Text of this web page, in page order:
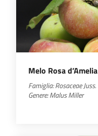
Melo Rosa d’Amelia
Famiglia: Rosaceae Juss.
Genere: Malus Miller